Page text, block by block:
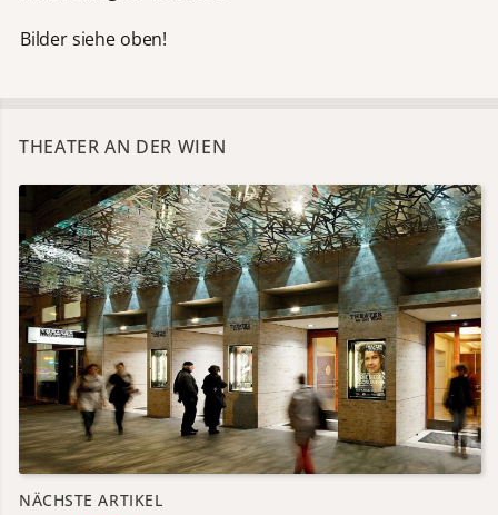
Bilder siehe oben!
THEATER AN DER WIEN
NÄCHSTE ARTIKEL